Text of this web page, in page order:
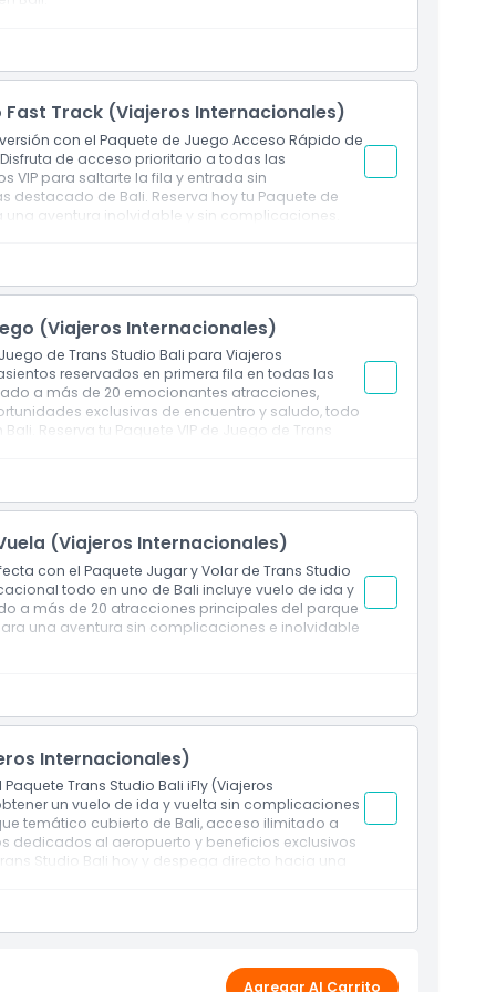
Track (Viajeros Internacionales)
con el Paquete de Juego Acceso Rápido de
de acceso prioritario a todas las
VIP para saltarte la fila y entrada sin
de Bali. Reserva hoy tu Paquete de
aventura inolvidable y sin complicaciones.
(Viajeros Internacionales)
de Trans Studio Bali para Viajeros
reservados en primera fila en todas las
a más de 20 emocionantes atracciones,
exclusivas de encuentro y saludo, todo
Reserva tu Paquete VIP de Juego de Trans
(Viajeros Internacionales)
con el Paquete Jugar y Volar de Trans Studio
todo en uno de Bali incluye vuelo de ida y
a más de 20 atracciones principales del parque
una aventura sin complicaciones e inolvidable
Internacionales)
Trans Studio Bali iFly (Viajeros
un vuelo de ida y vuelta sin complicaciones
temático cubierto de Bali, acceso ilimitado a
dedicados al aeropuerto y beneficios exclusivos
Studio Bali hoy y despega directo hacia una
Agregar Al Carrito